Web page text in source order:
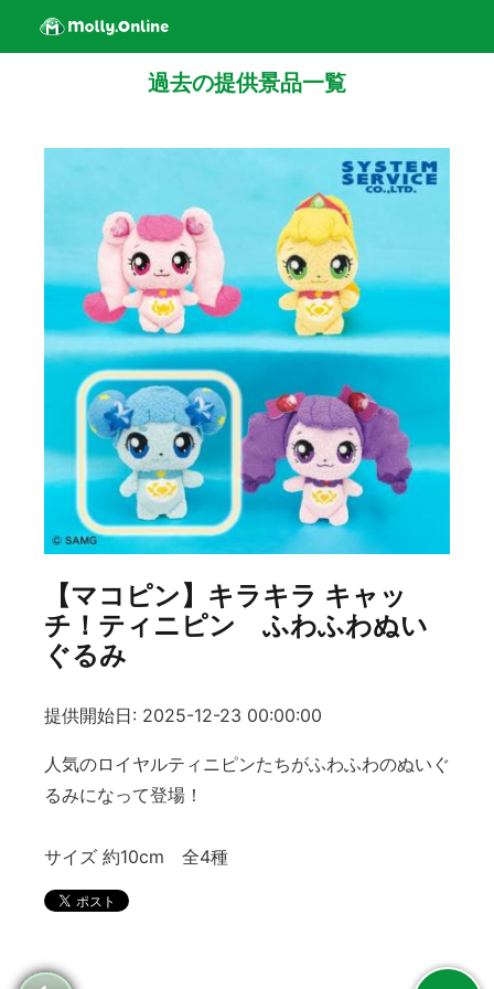
過去の提供景品一覧
【マコピン】キラキラ キャッ
チ！ティニピン ふわふわぬい
ぐるみ
提供開始日: 2025-12-23 00:00:00
人気のロイヤルティニピンたちがふわふわのぬいぐ
るみになって登場！
サイズ 約10cm 全4種